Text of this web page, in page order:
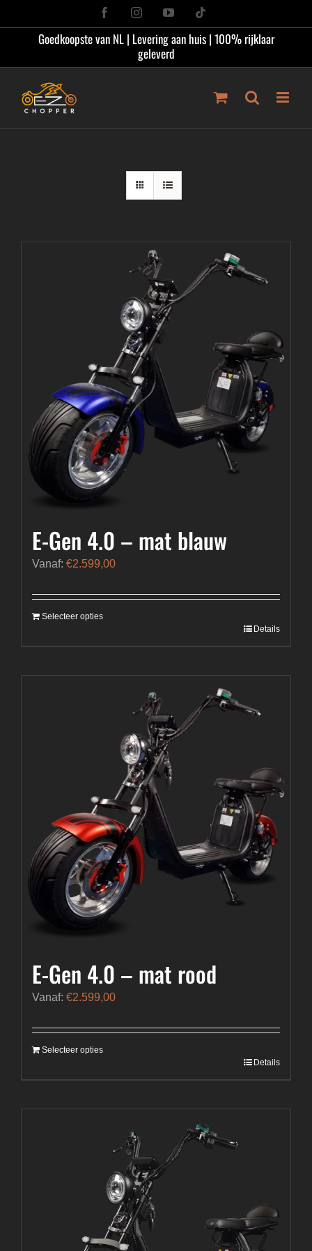
naar
FacebookInstagramYouTube
Goedkoopste van NL | Levering aan huis | 100% rijklaar
geleverd
E-Gen 4.0 – mat blauw
Vanaf: €2.599,00
Selecteer opties
Details
E-Gen 4.0 – mat rood
Vanaf: €2.599,00
Selecteer opties
Details